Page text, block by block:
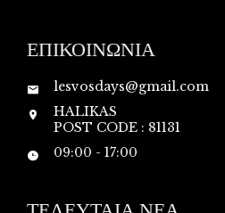
ΕΠΙΚΟΙΝΩΝΙΑ
lesvosdays@gmail.com
HALIKAS
POST CODE : 81131
09:00 - 17:00